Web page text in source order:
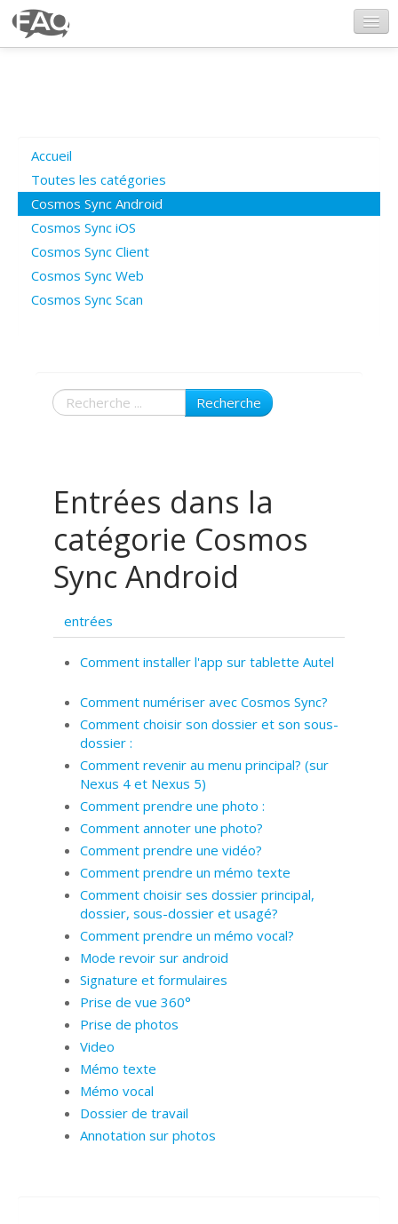
Poser une question
Questions ouvertes
Connexion
Accueil
Toutes les catégories
Cosmos Sync Android
Cosmos Sync iOS
Cosmos Sync Client
Cosmos Sync Web
Cosmos Sync Scan
Recherche
Entrées dans la
catégorie Cosmos
Sync Android
entrées
Comment installer l'app sur tablette Autel
Comment numériser avec Cosmos Sync?
Comment choisir son dossier et son sous-
dossier :
Comment revenir au menu principal? (sur
Nexus 4 et Nexus 5)
Comment prendre une photo :
Comment annoter une photo?
Comment prendre une vidéo?
Comment prendre un mémo texte
Comment choisir ses dossier principal,
dossier, sous-dossier et usagé?
Comment prendre un mémo vocal?
Mode revoir sur android
Signature et formulaires
Prise de vue 360°
Prise de photos
Video
Mémo texte
Mémo vocal
Dossier de travail
Annotation sur photos